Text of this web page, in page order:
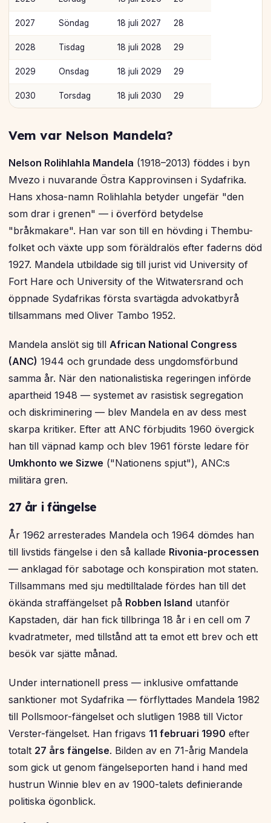
2027 Söndag 18 juli 2027 28
2028 Tisdag 18 juli 2028 29
2029 Onsdag 18 juli 2029 29
2030 Torsdag 18 juli 2030 29
Vem var Nelson Mandela?
Nelson Rolihlahla Mandela (1918–2013) föddes i byn
Mvezo i nuvarande Östra Kapprovinsen i Sydafrika.
Hans xhosa-namn Rolihlahla betyder ungefär "den
som drar i grenen" — i överförd betydelse
"bråkmakare". Han var son till en hövding i Thembu-
folket och växte upp som föräldralös efter faderns död
1927. Mandela utbildade sig till jurist vid University of
Fort Hare och University of the Witwatersrand och
öppnade Sydafrikas första svartägda advokatbyrå
tillsammans med Oliver Tambo 1952.
Mandela anslöt sig till African National Congress
(ANC) 1944 och grundade dess ungdomsförbund
samma år. När den nationalistiska regeringen införde
apartheid 1948 — systemet av rasistisk segregation
och diskriminering — blev Mandela en av dess mest
skarpa kritiker. Efter att ANC förbjudits 1960 övergick
han till väpnad kamp och blev 1961 förste ledare för
Umkhonto we Sizwe ("Nationens spjut"), ANC:s
militära gren.
27 år i fängelse
År 1962 arresterades Mandela och 1964 dömdes han
till livstids fängelse i den så kallade Rivonia-processen
— anklagad för sabotage och konspiration mot staten.
Tillsammans med sju medtilltalade fördes han till det
ökända straffängelset på Robben Island utanför
Kapstaden, där han fick tillbringa 18 år i en cell om 7
kvadratmeter, med tillstånd att ta emot ett brev och ett
besök var sjätte månad.
Under internationell press — inklusive omfattande
sanktioner mot Sydafrika — förflyttades Mandela 1982
till Pollsmoor-fängelset och slutligen 1988 till Victor
Verster-fängelset. Han frigavs 11 februari 1990 efter
totalt 27 års fängelse. Bilden av en 71-årig Mandela
som gick ut genom fängelseporten hand i hand med
hustrun Winnie blev en av 1900-talets definierande
politiska ögonblick.